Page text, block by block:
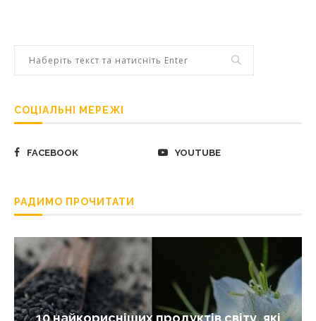
СОЦІАЛЬНІ МЕРЕЖІ
FACEBOOK YOUTUBE
РАДИМО ПРОЧИТАТИ
10 найкорисніших продуктів світу, які